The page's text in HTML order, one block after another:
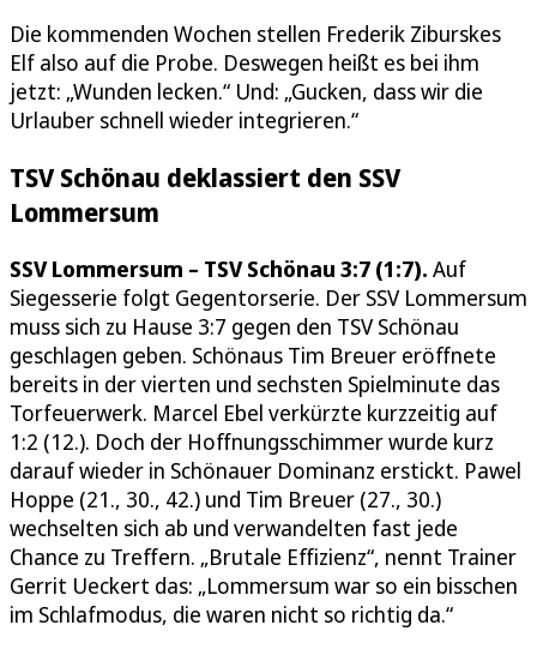
Die kommenden Wochen stellen Frederik Ziburskes
Elf also auf die Probe. Deswegen heißt es bei ihm
jetzt: „Wunden lecken.“ Und: „Gucken, dass wir die
Urlauber schnell wieder integrieren.“
TSV Schönau deklassiert den SSV
Lommersum
SSV Lommersum – TSV Schönau 3:7 (1:7). Auf
Siegesserie folgt Gegentorserie. Der SSV Lommersum
muss sich zu Hause 3:7 gegen den TSV Schönau
geschlagen geben. Schönaus Tim Breuer eröffnete
bereits in der vierten und sechsten Spielminute das
Torfeuerwerk. Marcel Ebel verkürzte kurzzeitig auf
1:2 (12.). Doch der Hoffnungsschimmer wurde kurz
darauf wieder in Schönauer Dominanz erstickt. Pawel
Hoppe (21., 30., 42.) und Tim Breuer (27., 30.)
wechselten sich ab und verwandelten fast jede
Chance zu Treffern. „Brutale Effizienz“, nennt Trainer
Gerrit Ueckert das: „Lommersum war so ein bisschen
im Schlafmodus, die waren nicht so richtig da.“